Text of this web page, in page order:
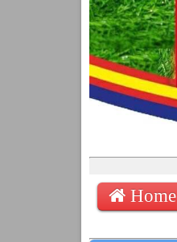
Home